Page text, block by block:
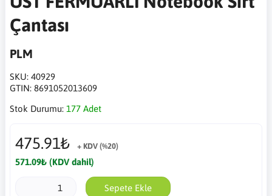
Çantası
PLM
SKU: 40929
GTIN: 8691052013609
Stok Durumu: 177 Adet
475.91₺ + KDV (%20)
571.09₺ (KDV dahil)
Sepete Ekle